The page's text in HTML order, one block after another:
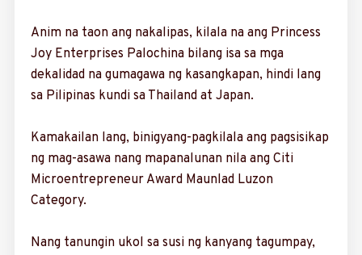
Anim na taon ang nakalipas, kilala na ang Princess
Joy Enterprises Palochina bilang isa sa mga
dekalidad na gumagawa ng kasangkapan, hindi lang
sa Pilipinas kundi sa Thailand at Japan.
Kamakailan lang, binigyang-pagkilala ang pagsisikap
ng mag-asawa nang mapanalunan nila ang Citi
Microentrepreneur Award Maunlad Luzon
Category.
Nang tanungin ukol sa susi ng kanyang tagumpay,